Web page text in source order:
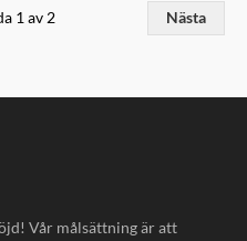
1 av 2 Nästa
Vår målsättning är att